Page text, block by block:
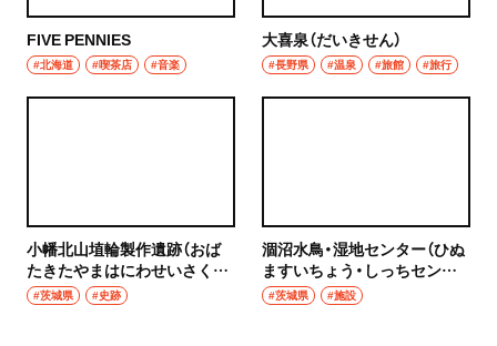
FIVE PENNIES
#北海道 #喫茶店 #音楽
大喜泉（だいきせん）
#長野県 #温泉 #旅館 #旅行
小幡北山埴輪製作遺跡（おば
たきたやまはにわせいさくい
せき）
#茨城県 #史跡
涸沼水鳥・湿地センター（ひぬ
ますいちょう・しっちセンタ
ー）
#茨城県 #施設